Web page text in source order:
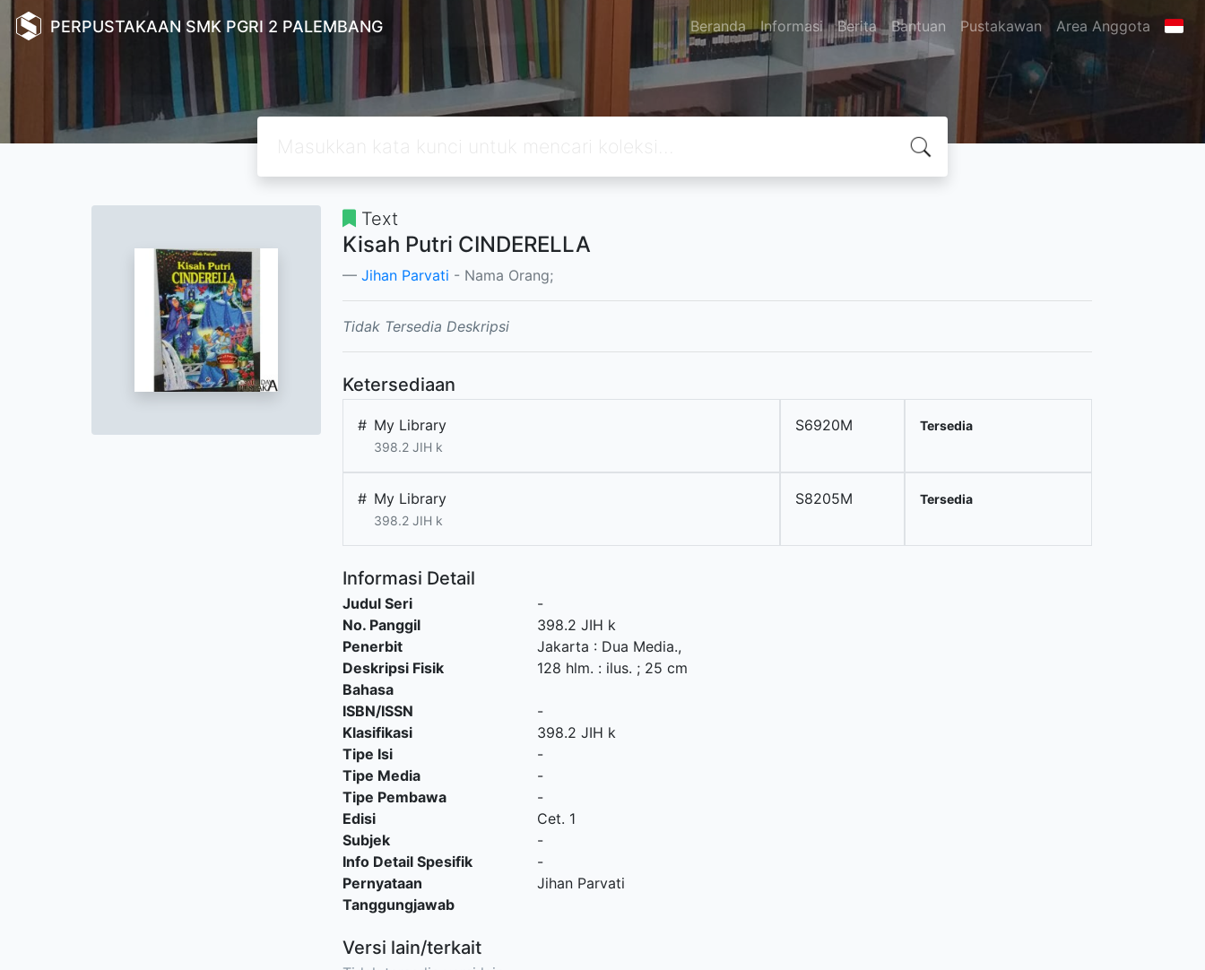
PERPUSTAKAAN SMK PGRI 2 PALEMBANG Beranda Informasi Berita Bantuan Pustakawan Area Anggota
Text
Kisah Putri CINDERELLA
Jihan Parvati - Nama Orang;
Tidak Tersedia Deskripsi
Ketersediaan
# My Library
398.2 JIH k
S6920M Tersedia
# My Library
398.2 JIH k
S8205M Tersedia
Informasi Detail
Judul Seri
-
No. Panggil
398.2 JIH k
Penerbit
Jakarta : Dua Media.,
Deskripsi Fisik
128 hlm. : ilus. ; 25 cm
Bahasa
ISBN/ISSN
-
Klasifikasi
398.2 JIH k
Tipe Isi
-
Tipe Media
-
Tipe Pembawa
-
Edisi
Cet. 1
Subjek
-
Info Detail Spesifik
-
Pernyataan
Tanggungjawab
Jihan Parvati
Versi lain/terkait